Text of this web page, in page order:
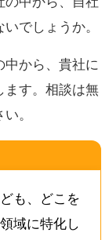
でしょうか。
から、貴社に
ます。相談は無
。
も、どこを
域に特化し